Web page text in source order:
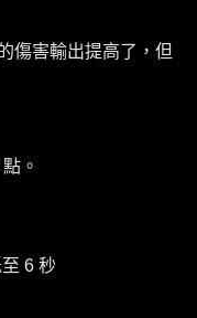
傷害輸出提高了，但
。
6 秒